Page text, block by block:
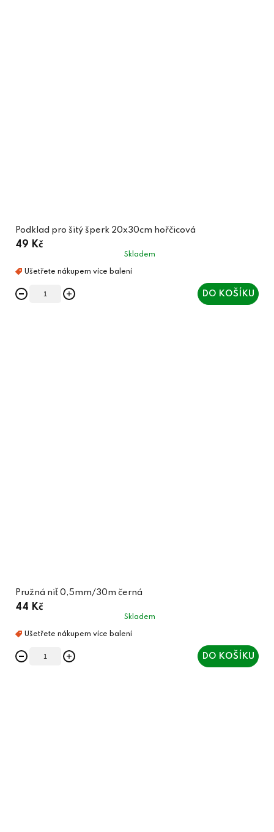
Podklad pro šitý šperk 20x30cm hořčicová
49 Kč
Skladem
DO KOŠÍKU
Pružná niť 0,5mm/30m černá
44 Kč
Skladem
DO KOŠÍKU